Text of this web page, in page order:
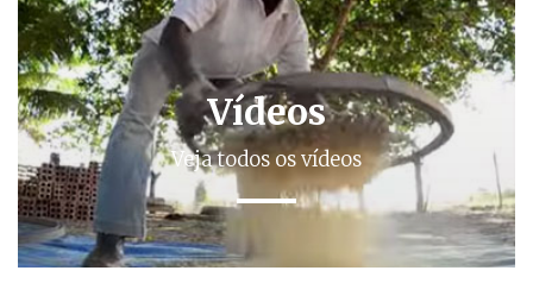
Vídeos
Veja todos os vídeos